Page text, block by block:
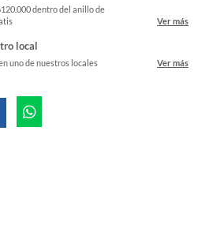
dentro del anillo de
Ver más
local
uno de nuestros locales Ver más